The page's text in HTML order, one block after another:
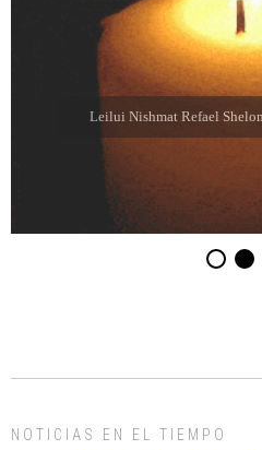
Leilui Nishmat Refael
NOTICIAS EN EL TIEMPO